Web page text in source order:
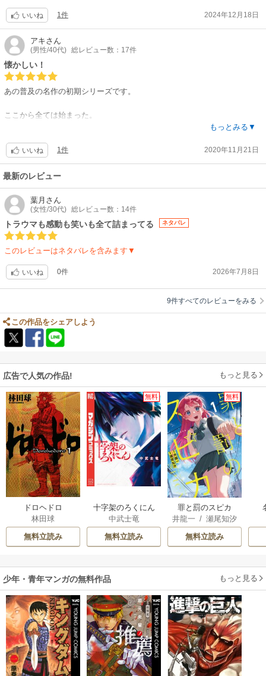
いいね 1件 2024年12月18日
アキさん
(男性/40代) 総レビュー数：17件
懐かしい！
あの普及の名作の初期シリーズです。
ここから全ては始まった。
ギャグファンタジーの金字塔ご一読下さい！
もっとみる▼
いいね 1件 2020年11月21日
最新のレビュー
葉月 さん
(女性/30代) 総レビュー数：14件
トラウマも感動も笑いも全て詰まってる ネタバレ
このレビューはネタバレを含みます▼
いいね 0件 2026年7月8日
9件すべてのレビューをみる
この作品をシェアしよう
広告で人気の作品! もっと見る
ドロヘドロ
林田球
無料立読み
無料
十字架のろくにん
中武士竜
無料立読み
無料
罪と罰のスピカ
井龍一 /瀬尾知汐
無料立読み
少年・青年マンガの無料作品 もっと見る